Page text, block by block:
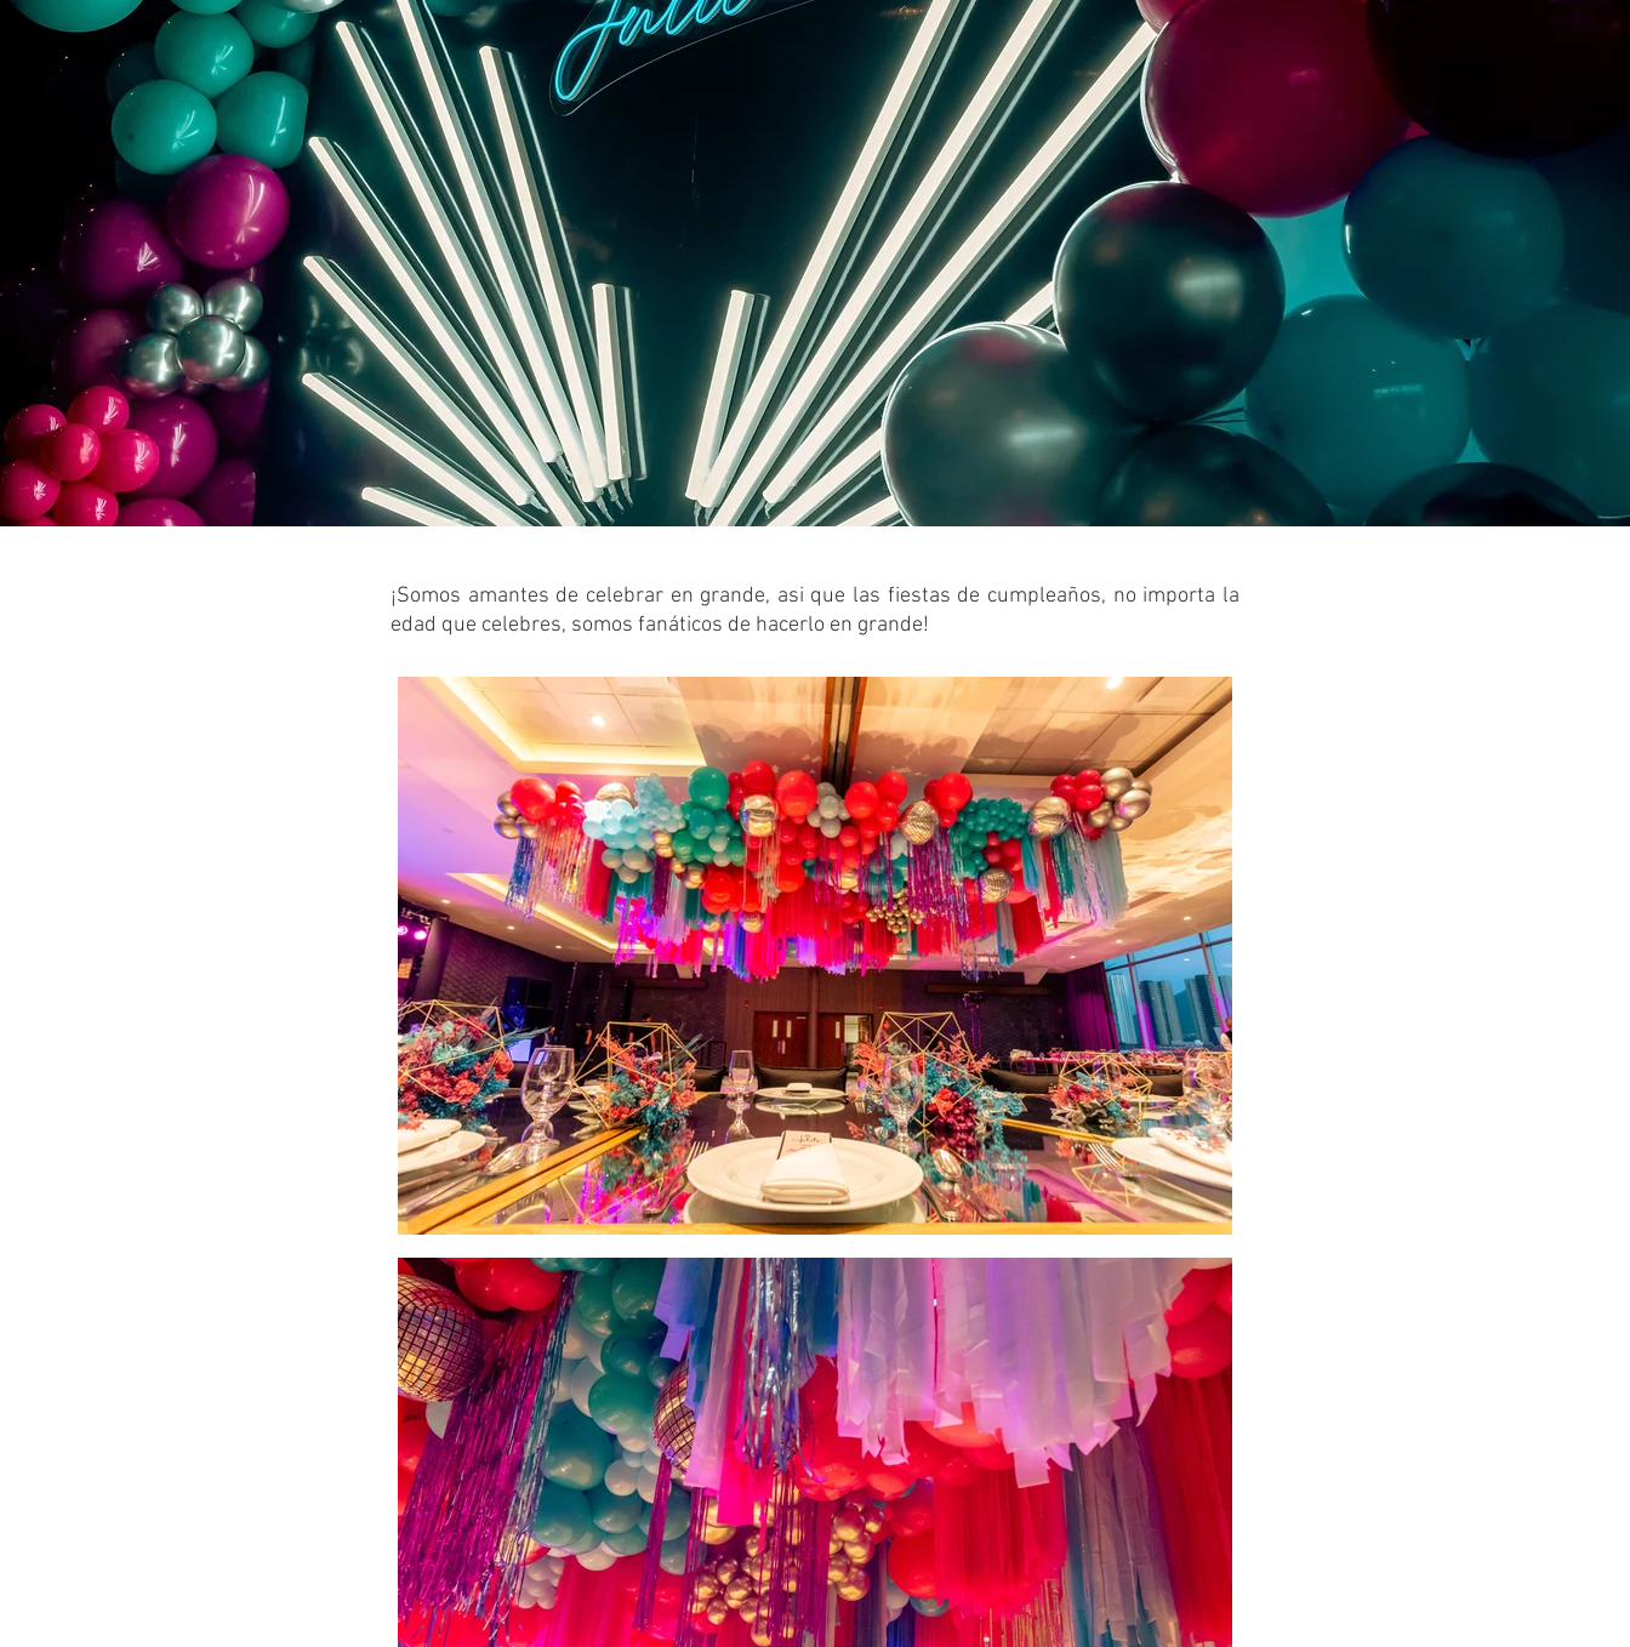
¡Somos amantes de celebrar en grande, asi que las fiestas de cumpleaños, no importa la
edad que celebres, somos fanáticos de hacerlo en grande!